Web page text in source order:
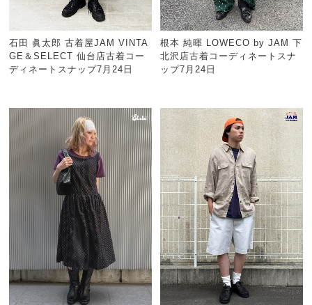
石田 眞太郎 古着屋JAM VINTA
GE＆SELECT 仙台店古着コー
ディネートスナップ7月24日
根本 純暉 LOWECO by JAM 下
北沢店古着コーディネートスナ
ップ7月24日